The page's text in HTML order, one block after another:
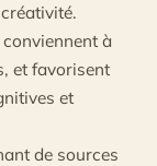
à
et favorisent
et
de sources